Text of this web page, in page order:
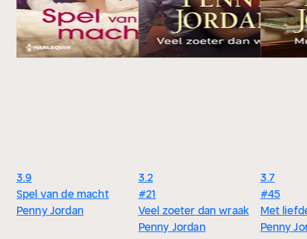
3.9
Spel van de macht
Penny Jordan
3.2
#21
Veel zoeter dan wraak
Penny Jordan
3.7
#45
Met
Penny